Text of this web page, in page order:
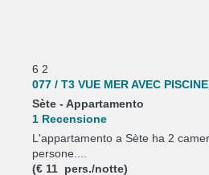
6 2
077 / T3 VUE MER AVEC
Sète - Appartamento
1 Recensione
L'appartamento a Sète ha 2
persone....
(€ 11 pers./notte)